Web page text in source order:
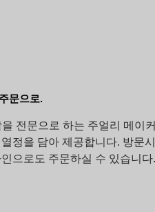
문으로.
전문으로 하는 주얼리 메이
정을 담아 제공합니다. 방문
으로도 주문하실 수 있습니다.